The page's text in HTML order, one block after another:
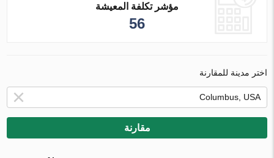
مؤشر تكلفة المعيشة
56
اختر مدينة للمقارنة
مقارنة